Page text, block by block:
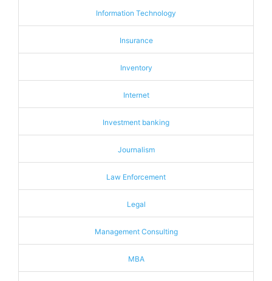
Information Technology
Insurance
Inventory
Internet
Investment banking
Journalism
Law Enforcement
Legal
Management Consulting
MBA